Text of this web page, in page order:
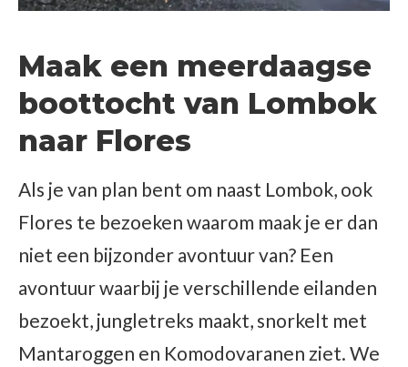
Maak een meerdaagse
boottocht van Lombok
naar Flores
Als je van plan bent om naast Lombok, ook
Flores te bezoeken waarom maak je er dan
niet een bijzonder avontuur van? Een
avontuur waarbij je verschillende eilanden
bezoekt, jungletreks maakt, snorkelt met
Mantaroggen en Komodovaranen ziet. We